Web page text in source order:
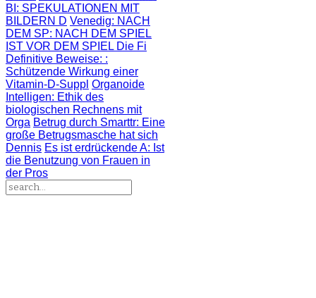
BI : SPEKULATIONEN MIT
BILDERN D Venedig: NACH
DEM SP: NACH DEM SPIEL
IST VOR DEM SPIEL Die Fi
Definitive Beweise: :
Schützende Wirkung einer
Vitamin-D-Suppl Organoide
Intelligen: Ethik des
biologischen Rechnens mit
Orga Betrug durch Smarttr: Eine
große Betrugsmasche hat sich
Dennis Es ist erdrückende A: Ist
die Benutzung von Frauen in
der Pros